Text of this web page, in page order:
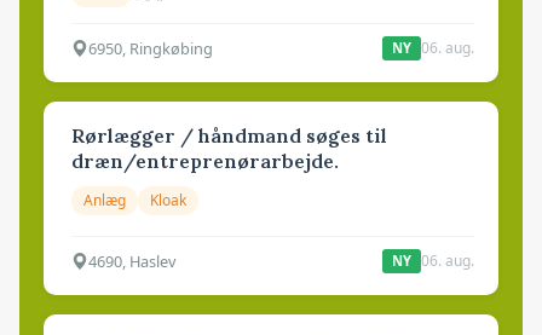
6950, Ringkøbing NY 06. aug.
Rørlægger / håndmand søges til
dræn/entreprenørarbejde.
Anlæg Kloak
4690, Haslev NY 06. aug.